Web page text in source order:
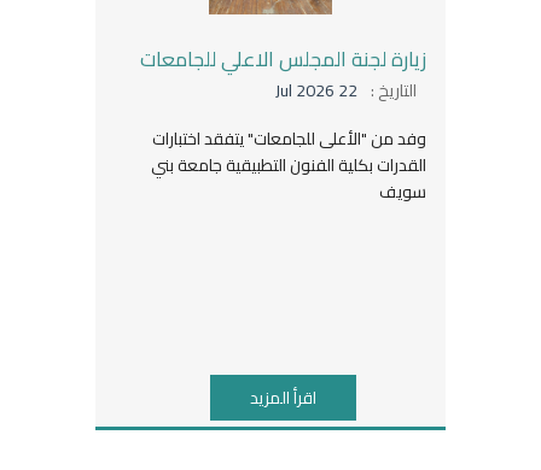
زيارة لجنة المجلس الاعلي للجامعات
التاريخ : 22 Jul 2026
وفد من "الأعلى للجامعات" يتفقد اختبارات
القدرات بكلية الفنون التطبيقية جامعة بني
سويف
اقرأ المزيد